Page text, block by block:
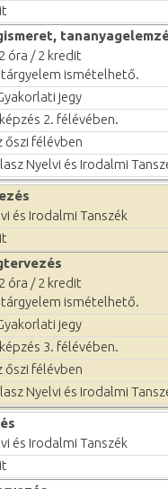
óra / 2 kredit
ismételhető.
jegy
2. félévében.
őszi félévben
Nyelvi és Irodalmi
és Irodalmi Tanszék
óra / 2 kredit
ismételhető.
jegy
3. félévében.
őszi félévben
Nyelvi és Irodalmi
és Irodalmi Tanszék